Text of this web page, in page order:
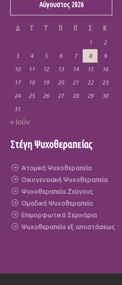
Αύγουστος 2026
Δ Τ Τ Π Π Σ Κ
1 2
3 4 5 6 7 8 9
10 11 12 13 14 15 16
17 18 19 20 21 22 23
24 25 26 27 28 29 30
31
« Ιούν
Στέγη Ψυχοθεραπείας
Ατομική Ψυχοθεραπεία
Οικογενειακή Ψυχοθεραπεία
Ψυχοθεραπεία Ζεύγους
Ομαδική Ψυχοθεραπεία
Επιμορφωτικά Σεμινάρια
Ψυχοθεραπεία εξ αποστάσεως